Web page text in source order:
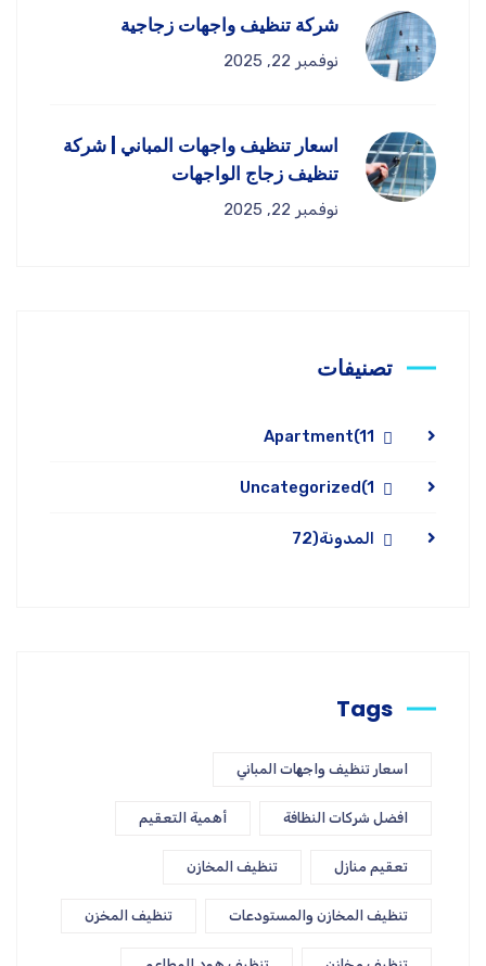
شركة تنظيف واجهات زجاجية
نوفمبر 22, 2025
اسعار تنظيف واجهات المباني | شركة
تنظيف زجاج الواجهات
نوفمبر 22, 2025
تصنيفات
Apartment(11
Uncategorized(1
المدونة(72
Tags
اسعار تنظيف واجهات المباني
افضل شركات النظافة أهمية التعقيم
تعقيم منازل تنظيف المخازن
تنظيف المخازن والمستودعات تنظيف المخزن